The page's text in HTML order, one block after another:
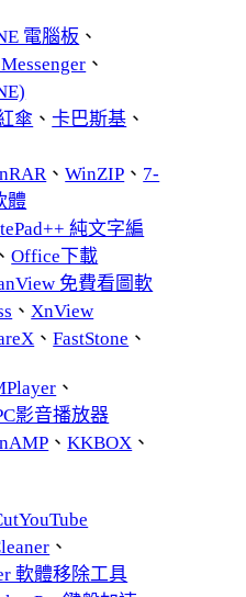
電腦板 、
、
傘 、卡巴斯基 、
、WinZIP 、 7-
體
純文字編
、Office下載
免費看圖軟
、 XnView
、FastStone 、
、
影音播放器
、KKBOX 、
、
軟體移除工具